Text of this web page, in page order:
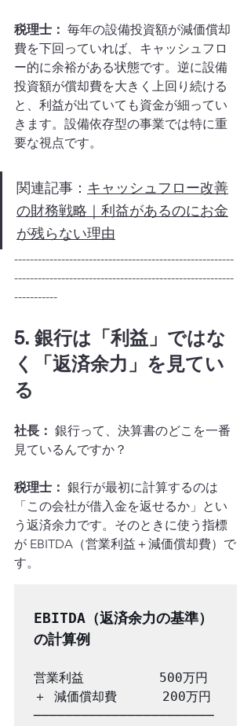
税理士： 毎年の設備投資額が減価償却
費を下回っていれば、キャッシュフロ
ー的に余裕がある状態です。逆に設備
投資額が償却費を大きく上回り続ける
と、利益が出ていても資金が細ってい
きます。設備依存型の事業では特に重
要な視点です。
関連記事： キャッシュフロー改善
の財務戦略｜利益があるのにお金
が残らない理由
--------------------------------------------------------
--------------------------------------------------------
-----------
5. 銀行は「利益」ではな
く「返済余力」を見てい
る
社長： 銀行って、決算書のどこを一番
見ているんですか？
税理士： 銀行が最初に計算するのは
「この会社が借入金を返せるか」とい
う返済余力です。そのときに使う指標
が EBITDA（営業利益＋減価償却費）で
す。
EBITDA（返済余力の基準）
の計算例
営業利益　　　　　　500万円
＋ 減価償却費　　　 200万円
───────────────────────